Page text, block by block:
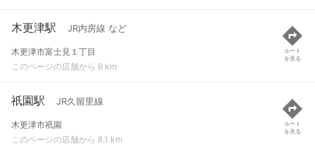
木更津駅 JR内房線 など
木更津市富士見１丁目
このページの店舗から 6 km
ルート
を見る
祇園駅 JR久留里線
木更津市祇園
このページの店舗から 8.1 km
ルート
を見る